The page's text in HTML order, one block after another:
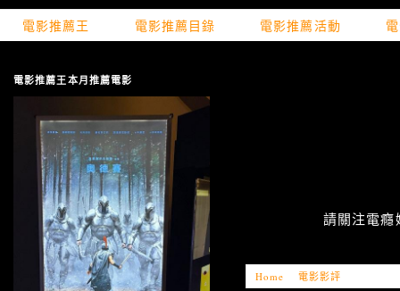
電影推薦王 電影推薦目錄 電影推薦活動
請關注電
Home 電影影評
電影推薦王本月推薦電影